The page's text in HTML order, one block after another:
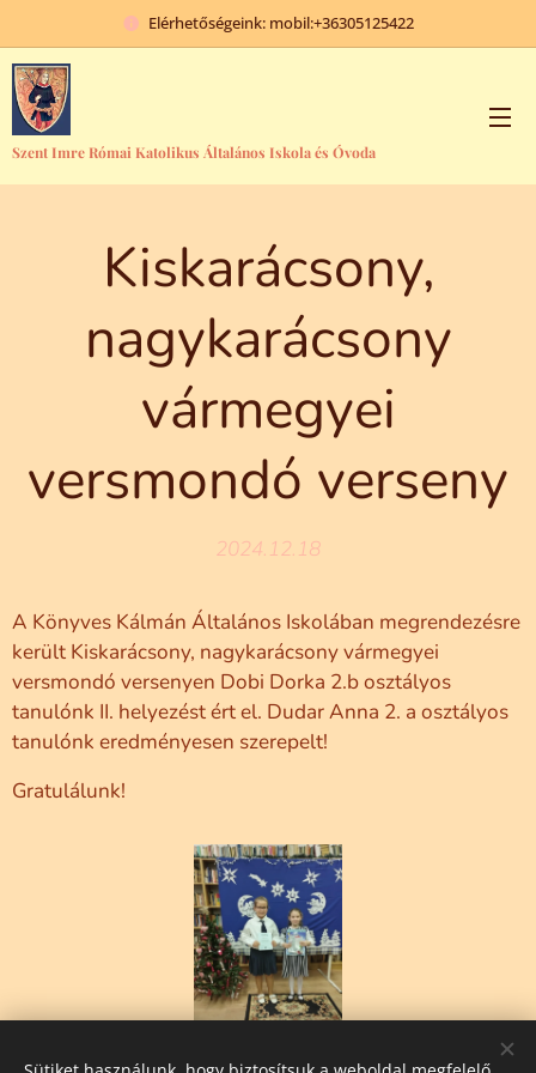
Elérhetőségeink: mobil:+36305125422
Szent Imre Római Katolikus Általános Iskola és Óvoda
Kiskarácsony,
nagykarácsony
vármegyei
versmondó verseny
2024.12.18
A Könyves Kálmán Általános Iskolában megrendezésre
került Kiskarácsony, nagykarácsony vármegyei
versmondó versenyen Dobi Dorka 2.b osztályos
tanulónk II. helyezést ért el. Dudar Anna 2. a osztályos
tanulónk eredményesen szerepelt!
Gratulálunk!